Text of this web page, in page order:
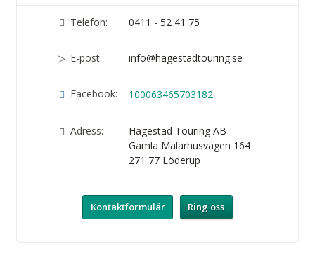
Telefon: 0411 - 52 41 75
E-post: info@hagestadtouring.se
Facebook: 100063465703182
Adress:
Hagestad Touring AB
Gamla Mälarhusvägen 164
271 77 Löderup
Kontaktformulär Ring oss